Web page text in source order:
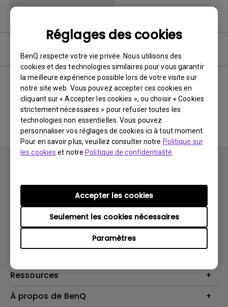
Réglages des cookies
BenQ respecte votre vie privée. Nous utilisons des
cookies et des technologies similaires pour vous garantir
la meilleure expérience possible lors de votre visite sur
notre site web. Vous pouvez accepter ces cookies en
cliquant sur « Accepter les cookies », ou choisir « Cookies
strictement nécessaires » pour refuser toutes les
technologies non essentielles. Vous pouvez
personnaliser vos réglages de cookies ici à tout moment.
Pour en savoir plus, veuillez consulter notre Politique sur
les cookies et notre Politique de confidentialité
Paramètres
Seulement les cookies nécessaires
Accepter les cookies
Aucune FAQ associée
Vidéoprojecteurs
Haut-parleur
Solutions
Contactez-nous
Recycling
Ressources
Centre de connaissances
À propos de BenQ